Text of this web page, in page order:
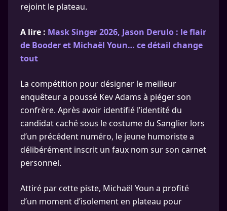
rejoint le plateau.
A lire : Mask Singer 2026, Jason Derulo : le flair
de Booder et Michaël Youn… ce détail change
tout
La compétition pour désigner le meilleur
enquêteur a poussé Kev Adams à piéger son
confrère. Après avoir identifié l’identité du
candidat caché sous le costume du Sanglier lors
d’un précédent numéro, le jeune humoriste a
délibérément inscrit un faux nom sur son carnet
personnel.
Attiré par cette piste, Michaël Youn a profité
d’un moment d’isolement en plateau pour